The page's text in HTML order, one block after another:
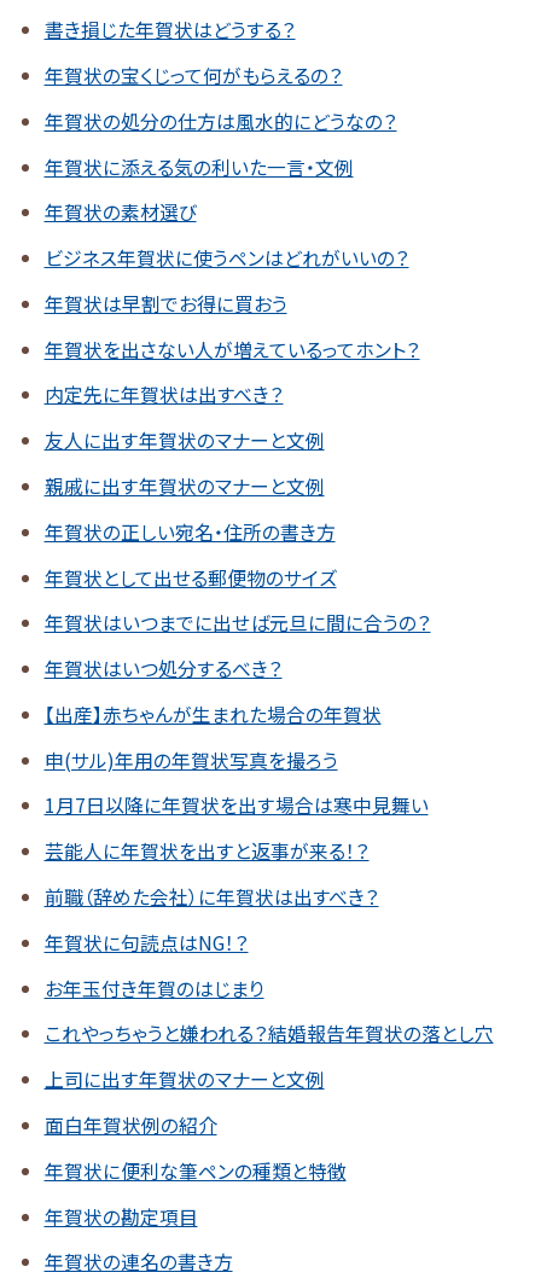
書き損じた年賀状はどうする？
年賀状の宝くじって何がもらえるの？
年賀状の処分の仕方は風水的にどうなの？
年賀状に添える気の利いた一言・文例
年賀状の素材選び
ビジネス年賀状に使うペンはどれがいいの？
年賀状は早割でお得に買おう
年賀状を出さない人が増えているってホント？
内定先に年賀状は出すべき？
友人に出す年賀状のマナーと文例
親戚に出す年賀状のマナーと文例
年賀状の正しい宛名・住所の書き方
年賀状として出せる郵便物のサイズ
年賀状はいつまでに出せば元旦に間に合うの？
年賀状はいつ処分するべき？
【出産】赤ちゃんが生まれた場合の年賀状
申(サル)年用の年賀状写真を撮ろう
1月7日以降に年賀状を出す場合は寒中見舞い
芸能人に年賀状を出すと返事が来る！？
前職（辞めた会社）に年賀状は出すべき？
年賀状に句読点はNG！？
お年玉付き年賀のはじまり
これやっちゃうと嫌われる？結婚報告年賀状の落とし穴
上司に出す年賀状のマナーと文例
面白年賀状例の紹介
年賀状に便利な筆ペンの種類と特徴
年賀状の勘定項目
年賀状の連名の書き方